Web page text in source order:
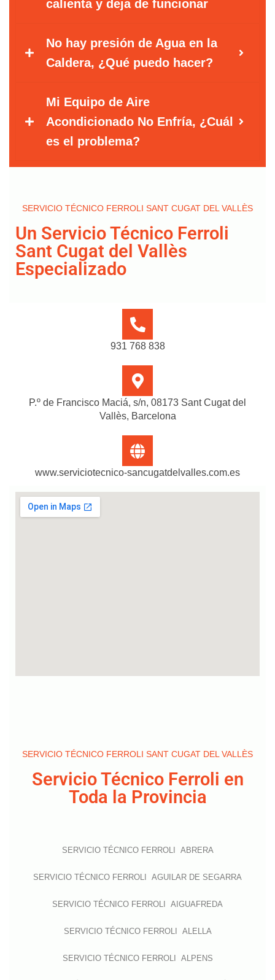
calienta y deja de funcionar
No hay presión de Agua en la
Caldera, ¿Qué puedo hacer?
Mi Equipo de Aire
Acondicionado No Enfría, ¿Cuál
es el problema?
SERVICIO TÉCNICO FERROLI SANT CUGAT DEL VALLÈS
Un Servicio Técnico Ferroli
Sant Cugat del Vallès
Especializado
931 768 838
P.º de Francisco Maciá, s/n, 08173 Sant Cugat del
Vallès, Barcelona
www.serviciotecnico-sancugatdelvalles.com.es
SERVICIO TÉCNICO FERROLI SANT CUGAT DEL VALLÈS
Servicio Técnico Ferroli en
Toda la Provincia
SERVICIO TÉCNICO FERROLI ABRERA
SERVICIO TÉCNICO FERROLI AGUILAR DE SEGARRA
SERVICIO TÉCNICO FERROLI AIGUAFREDA
SERVICIO TÉCNICO FERROLI ALELLA
SERVICIO TÉCNICO FERROLI ALPENS